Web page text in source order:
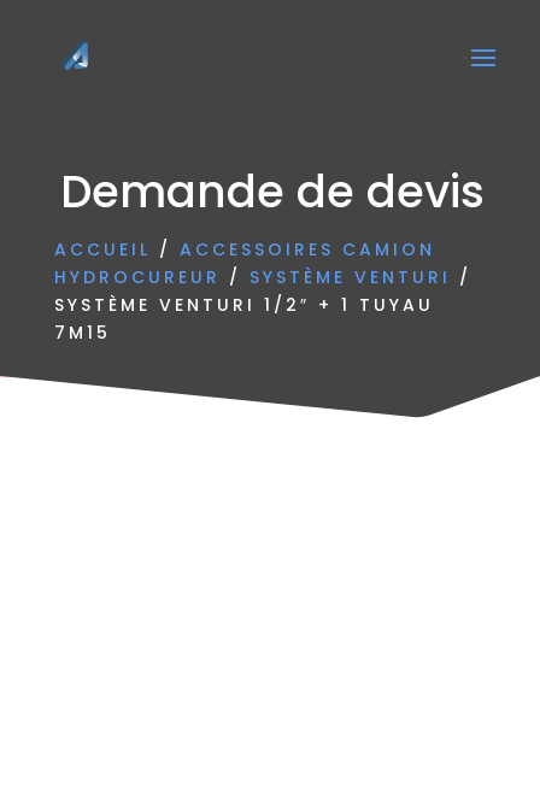
Demande de devis
ACCUEIL / ACCESSOIRES CAMION
HYDROCUREUR / SYSTÈME VENTURI /
SYSTÈME VENTURI 1/2″ + 1 TUYAU
7M15